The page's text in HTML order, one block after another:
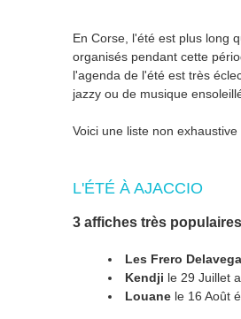
En Corse, l'été est plus long
organisés pendant cette
l'agenda de l'été est très
jazzy ou de musique
Voici une liste non
L'ÉTÉ À AJACCIO
3 affiches très
Les Frero Delavega
Kendji le 29 Juillet
Louane le 16 Août